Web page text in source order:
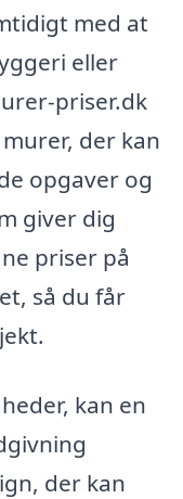
med at
eller
priser.dk
der kan
opgaver og
giver dig
priser på
så du får
kan en
der kan